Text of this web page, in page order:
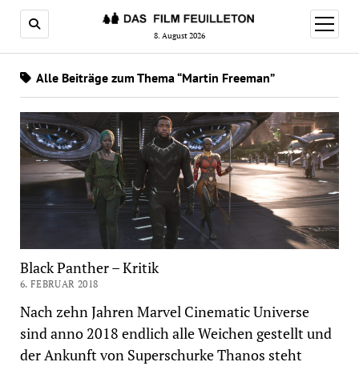
8. August 2026
Menü
öffnen
Alle Beiträge zum Thema “Martin Freeman”
Black Panther – Kritik
6. FEBRUAR 2018
Nach zehn Jahren Marvel Cinematic Universe
sind anno 2018 endlich alle Weichen gestellt und
der Ankunft von Superschurke Thanos steht